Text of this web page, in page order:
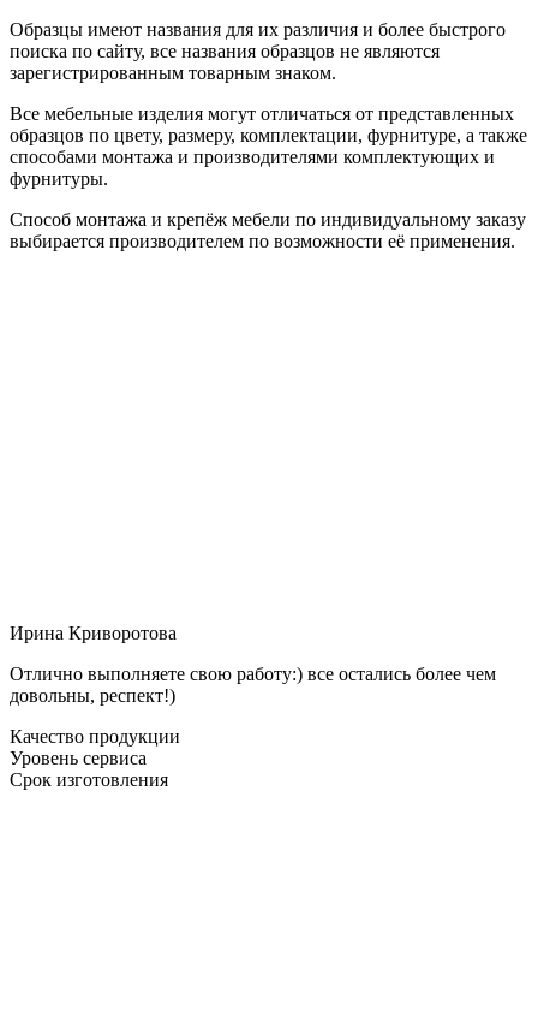
Образцы имеют названия для их различия и более быстрого
поиска по сайту, все названия образцов не являются
зарегистрированным товарным знаком.
Все мебельные изделия могут отличаться от представленных
образцов по цвету, размеру, комплектации, фурнитуре, а также
способами монтажа и производителями комплектующих и
фурнитуры.
Способ монтажа и крепёж мебели по индивидуальному заказу
выбирается производителем по возможности её применения.
Ирина Криворотова
Отлично выполняете свою работу:) все остались более чем
довольны, респект!)
Качество продукции
Уровень сервиса
Срок изготовления